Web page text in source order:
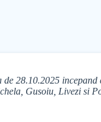
28.10.2025
Gusoiu, Livezi si